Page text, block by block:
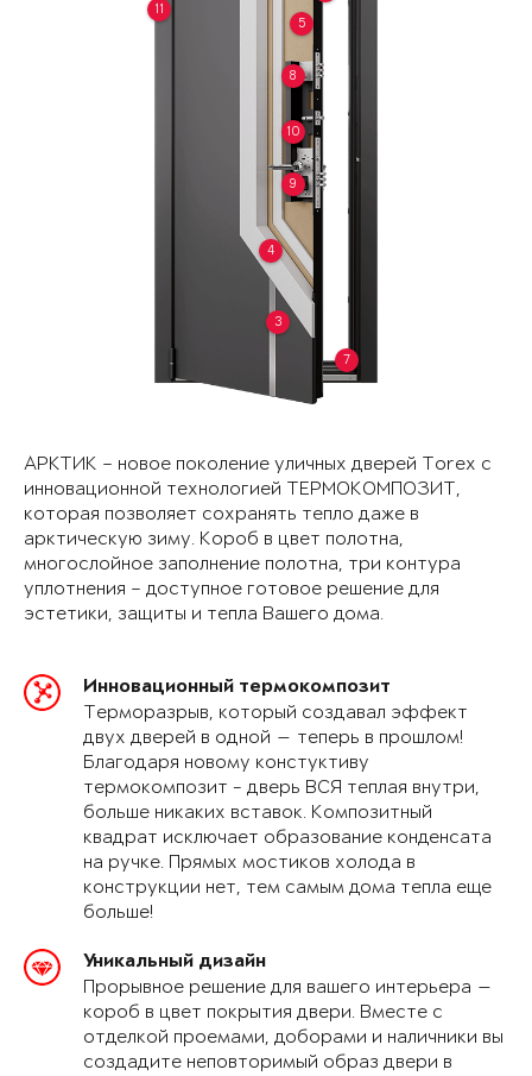
3
4
5
7
8
9
10
11
АРКТИК – новое поколение уличных дверей Torex с
инновационной технологией ТЕРМОКОМПОЗИТ,
которая позволяет сохранять тепло даже в
арктическую зиму. Короб в цвет полотна,
многослойное заполнение полотна, три контура
уплотнения – доступное готовое решение для
эстетики, защиты и тепла Вашего дома.
Инновационный термокомпозит
Терморазрыв, который создавал эффект
двух дверей в одной — теперь в прошлом!
Благодаря новому констуктиву
термокомпозит - дверь ВСЯ теплая внутри,
больше никаких вставок. Композитный
квадрат исключает образование конденсата
на ручке. Прямых мостиков холода в
конструкции нет, тем самым дома тепла еще
больше!
Уникальный дизайн
Прорывное решение для вашего интерьера —
короб в цвет покрытия двери. Вместе с
отделкой проемами, доборами и наличники вы
создадите неповторимый образ двери в